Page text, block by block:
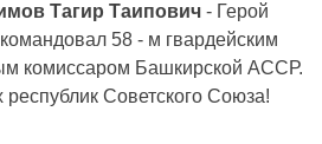
Тагир Таипович - Герой
58 - м гвардейским
комиссаром Башкирской АССР.
Советского Союза!